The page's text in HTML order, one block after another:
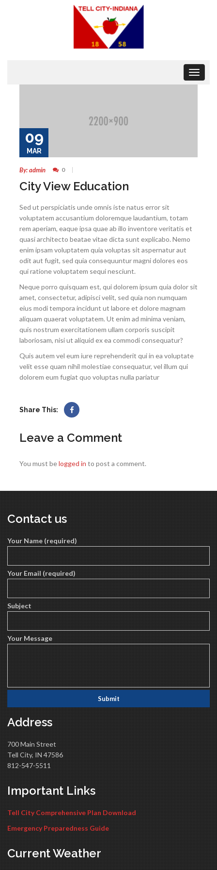
Toggle
09
MAR
By: admin 0
City View Education
Sed ut perspiciatis unde omnis iste natus error sit
voluptatem accusantium doloremque laudantium, totam
rem aperiam, eaque ipsa quae ab illo inventore veritatis et
quasi architecto beatae vitae dicta sunt explicabo. Nemo
enim ipsam voluptatem quia voluptas sit aspernatur aut
odit aut fugit, sed quia consequuntur magni dolores eos
qui ratione voluptatem sequi nesciunt.
Neque porro quisquam est, qui dolorem ipsum quia dolor sit
amet, consectetur, adipisci velit, sed quia non numquam
eius modi tempora incidunt ut labore et dolore magnam
aliquam quaerat voluptatem. Ut enim ad minima veniam,
quis nostrum exercitationem ullam corporis suscipit
laboriosam, nisi ut aliquid ex ea commodi consequatur?
Quis autem vel eum iure reprehenderit qui in ea voluptate
velit esse quam nihil molestiae consequatur, vel illum qui
dolorem eum fugiat quo voluptas nulla pariatur
Share This:
Leave a Comment
You must belogged in to post a comment.
Contact us
Your Name (required)
Your Email (required)
Subject
Your Message
Address
700 Main Street
Tell City, IN 47586
812-547-5511
Important Links
Tell City Comprehensive Plan Download
Emergency Preparedness Guide
Current Weather